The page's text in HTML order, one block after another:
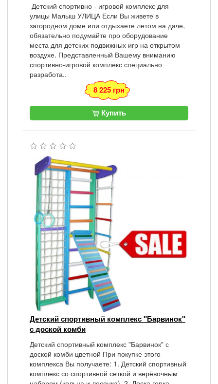
Детский спортивно - игровой комплекс для
улицы Малыш УЛИЦА Если Вы живете в
загородном доме или отдыхаете летом на даче,
обязательно подумайте про оборудование
места для детских подвижных игр на открытом
воздухе. Представленный Вашему вниманию
спортивно-игровой комплекс специально
разработа..
8 225 грн
Купить
Детский спортивный комплекс "Барвинок"
с доской комби
Детский спортивный комплекс "Барвинок" с
доской комби цветной При покупке этого
комплекса Вы получаете: 1. Детский спортивный
комплекс со спортивной сеткой и верёвочным